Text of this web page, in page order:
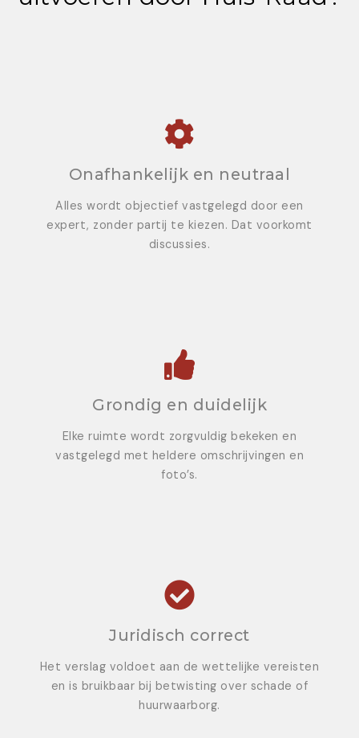
Onafhankelijk en neutraal
Alles wordt objectief vastgelegd door een
expert, zonder partij te kiezen. Dat voorkomt
discussies.
Grondig en duidelijk
Elke ruimte wordt zorgvuldig bekeken en
vastgelegd met heldere omschrijvingen en
foto’s.
Juridisch correct
Het verslag voldoet aan de wettelijke vereisten
en is bruikbaar bij betwisting over schade of
huurwaarborg.